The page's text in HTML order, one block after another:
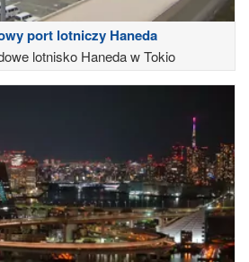
port lotniczy Haneda
lotnisko Haneda w Tokio